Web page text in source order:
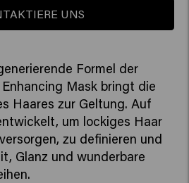
UNS
Formel der
Mask bringt die
Haares zur Geltung. Auf
um lockiges Haar
zu definieren und
Glanz und wunderbare